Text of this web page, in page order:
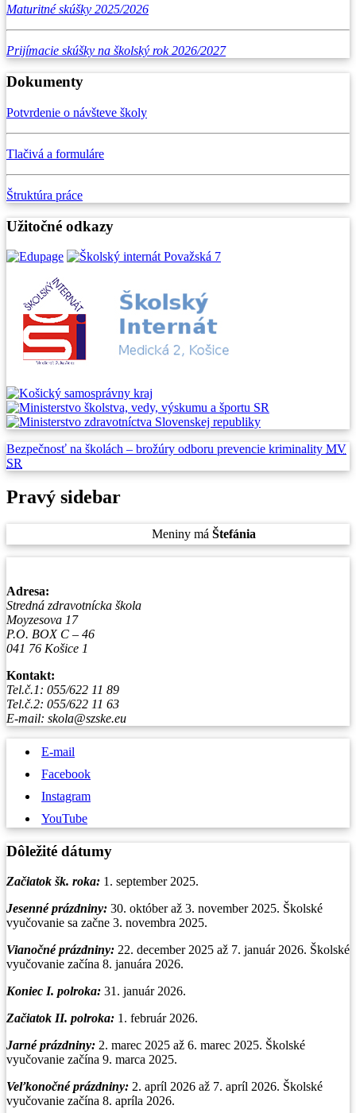
Maturitné skúšky 2025/2026
Prijímacie skúšky na školský rok 2026/2027
Dokumenty
Potvrdenie o návšteve školy
Tlačivá a formuláre
Štruktúra práce
Užitočné odkazy
Bezpečnosť na školách – brožúry odboru prevencie kriminality MV
SR
Pravý sidebar
Meniny má Štefánia
Adresa:
Stredná zdravotnícka škola
Moyzesova 17
P.O. BOX C – 46
041 76 Košice 1
Kontakt:
Tel.č.1: 055/622 11 89
Tel.č.2: 055/622 11 63
E-mail: skola@szske.eu
E-mail
Facebook
Instagram
YouTube
Dôležité dátumy
Začiatok šk. roka: 1. september 2025.
Jesenné prázdniny: 30. október až 3. november 2025. Školské
vyučovanie sa začne 3. novembra 2025.
Vianočné prázdniny: 22. december 2025 až 7. január 2026. Školské
vyučovanie začína 8. januára 2026.
Koniec I. polroka: 31. január 2026.
Začiatok II. polroka: 1. február 2026.
Jarné prázdniny: 2. marec 2025 až 6. marec 2025. Školské
vyučovanie začína 9. marca 2025.
Veľkonočné prázdniny: 2. apríl 2026 až 7. apríl 2026. Školské
vyučovanie začína 8. apríla 2026.